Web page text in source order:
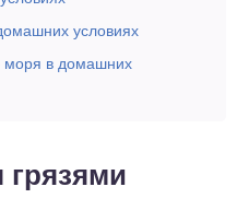
условиях
моря в домашних